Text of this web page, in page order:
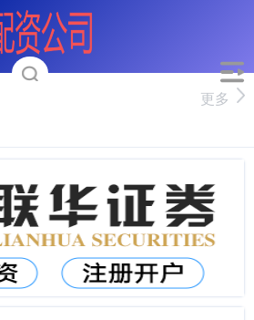
更多